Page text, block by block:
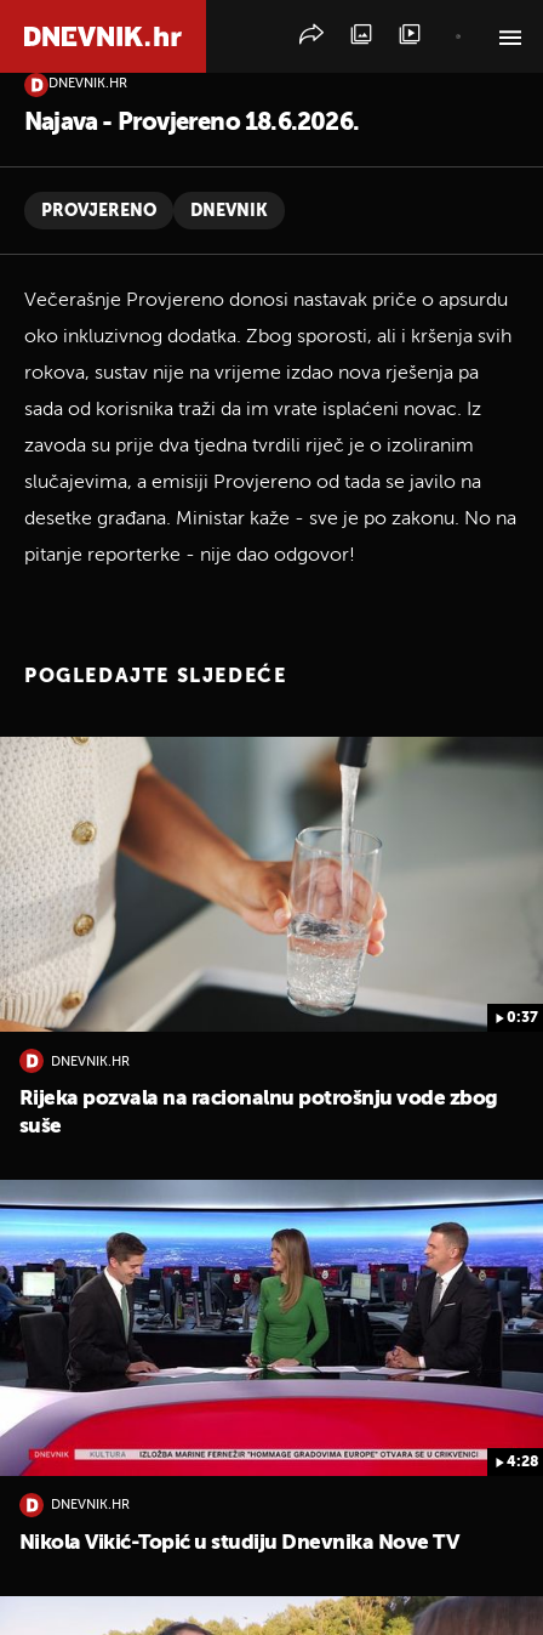
DNEVNIK.HR
Najava - Provjereno 18.6.2026.
PROVJERENO DNEVNIK
Večerašnje Provjereno donosi nastavak priče o apsurdu
oko inkluzivnog dodatka. Zbog sporosti, ali i kršenja svih
rokova, sustav nije na vrijeme izdao nova rješenja pa
sada od korisnika traži da im vrate isplaćeni novac. Iz
zavoda su prije dva tjedna tvrdili riječ je o izoliranim
slučajevima, a emisiji Provjereno od tada se javilo na
desetke građana. Ministar kaže - sve je po zakonu. No na
pitanje reporterke - nije dao odgovor!
POGLEDAJTE SLJEDEĆE
0:37
DNEVNIK.HR
Rijeka pozvala na racionalnu potrošnju vode zbog
suše
4:28
DNEVNIK.HR
Nikola Vikić-Topić u studiju Dnevnika Nove TV
PRETRAŽITE VIJESTI